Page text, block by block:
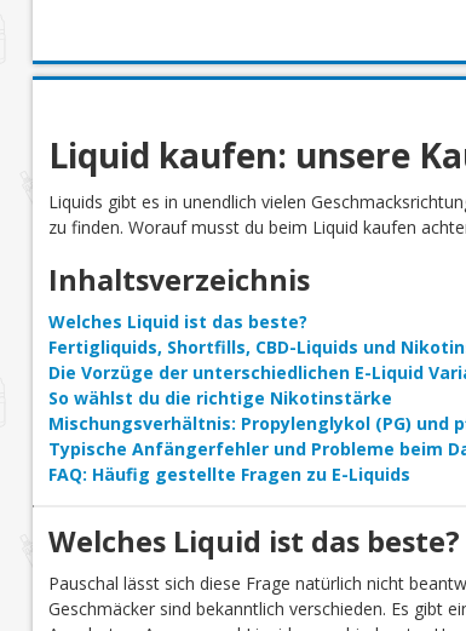
Liquid kaufen: unsere
Liquids gibt es in unendlich vielen
zu finden. Worauf musst du beim Liquid kaufen
Inhaltsverzeichnis
Welches Liquid ist das beste?
Fertigliquids, Shortfills, CBD-Liquids und
Die Vorzüge der unterschiedlichen E-Liquid
So wählst du die richtige Nikotinstärke
Mischungsverhältnis: Propylenglykol (PG) und
Typische Anfängerfehler und Probleme beim
FAQ: Häufig gestellte Fragen zu E-Liquids
Welches Liquid ist das beste?
Pauschal lässt sich diese Frage natürlich nicht
Geschmäcker sind bekanntlich verschieden. Es gibt